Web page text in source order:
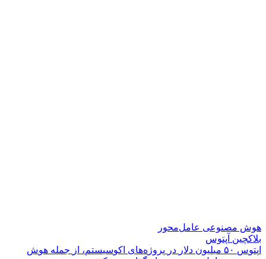
هوش مصنوعی عامل‌محور
بلاکچین آپتوس
پتوس ۵ ۰ میلیون دلر در پر وژههای کوسیستم، ز جمله هوش